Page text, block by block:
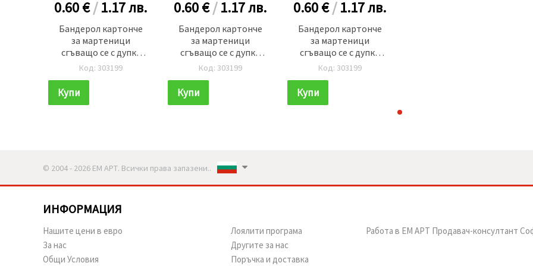
0.60 €/1.17лв.
Бандерол картонче
за мартеници
сгъващо се с дупка
лакирано 95x38 мм 50
броя
Код: 303199
Купи
0.60 €/1.17лв.
Бандерол картонче
за мартеници
сгъващо се с дупка
лакирано 95x38 мм 50
броя
Код: 303199
Купи
0.60 €/1.17лв.
Бандерол картонче
за мартеници
сгъващо се с дупка
лакирано 95x38 мм 50
броя
Код: 303199
Купи
© 2004 - 2026 ЕМ АРТ. Всички права запазени..
ИНФОРМАЦИЯ
Нашите цени в евро
За нас
Общи Условия
Лоялити програма
Другите за нас
Поръчка и доставка
Работа в ЕМ АРТ Продавач-консултант